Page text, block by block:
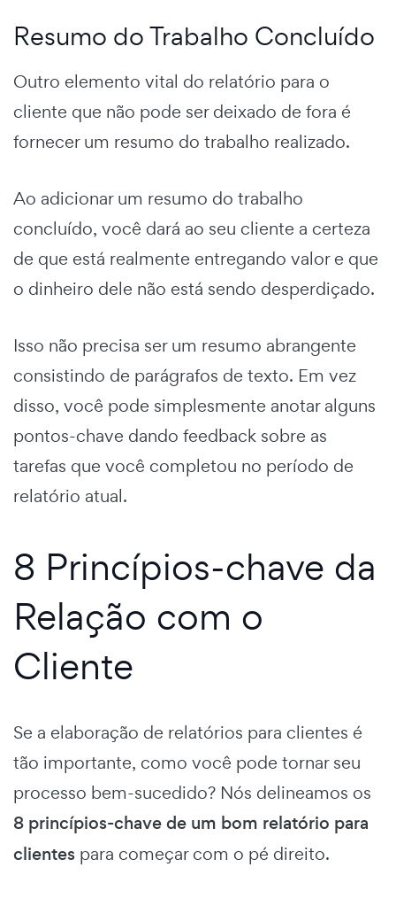
Resumo do Trabalho Concluído
Outro elemento vital do relatório para o
cliente que não pode ser deixado de fora é
fornecer um resumo do trabalho realizado.
Ao adicionar um resumo do trabalho
concluído, você dará ao seu cliente a certeza
de que está realmente entregando valor e que
o dinheiro dele não está sendo desperdiçado.
Isso não precisa ser um resumo abrangente
consistindo de parágrafos de texto. Em vez
disso, você pode simplesmente anotar alguns
pontos-chave dando feedback sobre as
tarefas que você completou no período de
relatório atual.
8 Princípios-chave da
Relação com o
Cliente
Se a elaboração de relatórios para clientes é
tão importante, como você pode tornar seu
processo bem-sucedido? Nós delineamos os
8 princípios-chave de um bom relatório para
clientes para começar com o pé direito.